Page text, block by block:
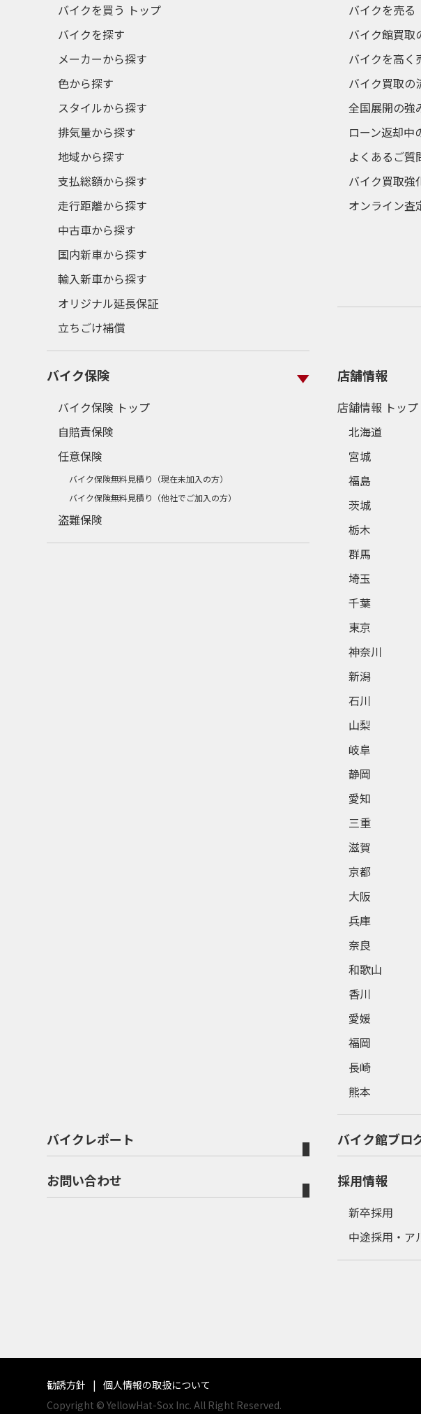
バイクを買う トップ
バイクを探す
メーカーから探す
色から探す
スタイルから探す
排気量から探す
地域から探す
支払総額から探す
走行距離から探す
中古車から探す
国内新車から探す
輸入新車から探す
オリジナル延長保証
立ちごけ補償
バイクを売る
バイク館買取
バイクを高く
バイク買取の
全国展開の強
ローン返却中
よくあるご質
バイク買取強
オンライン査
バイク保険
バイク保険 トップ
自賠責保険
任意保険
バイク保険無料見積り（現在未加入の方）
バイク保険無料見積り（他社でご加入の方）
盗難保険
店舗情報
店舗情報 トップ
北海道
宮城
福島
茨城
栃木
群馬
埼玉
千葉
東京
神奈川
新潟
石川
山梨
岐阜
静岡
愛知
三重
滋賀
京都
大阪
兵庫
奈良
和歌山
香川
愛媛
福岡
長崎
熊本
バイクレポート バイク館ブロ
お問い合わせ 採用情報
新卒採用
中途採用・ア
勧誘方針
個人情報の取扱について
Copyright © YellowHat-Sox Inc. All Right Reserved.